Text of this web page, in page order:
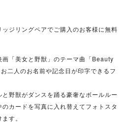
ジリングペアでご購入のお客様に無料
「美女と野獣」のテーマ曲「Beauty
二人のお名前や記念日が印字できるフ
野獣がダンスを踊る豪奢なボールルー
カードを写真に入れ替えてフォトスタ
す。